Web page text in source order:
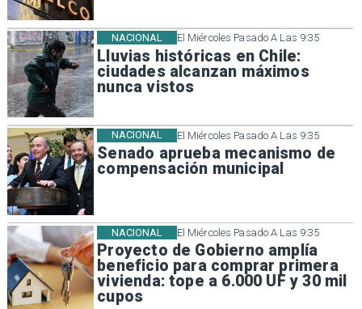
El Miércoles Pasado A Las 9:35
Lluvias históricas en Chile:
ciudades alcanzan máximos
nunca vistos
NACIONAL
El Miércoles Pasado A Las 9:35
Senado aprueba mecanismo de
compensación municipal
NACIONAL
El Miércoles Pasado A Las 9:35
Proyecto de Gobierno amplía
beneficio para comprar primera
vivienda: tope a 6.000 UF y 30 mil
cupos
NACIONAL